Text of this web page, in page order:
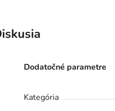
Dodatočné parametre
Kategória